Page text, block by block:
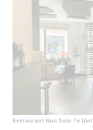
Restaurant Non Solo Tè